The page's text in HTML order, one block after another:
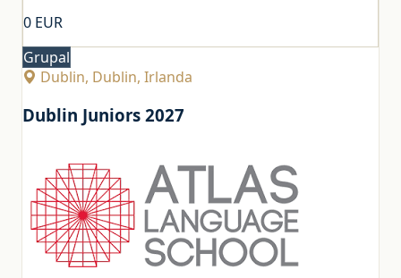
0 EUR
Grupal
Dublin, Dublin, Irlanda
Dublin Juniors 2027